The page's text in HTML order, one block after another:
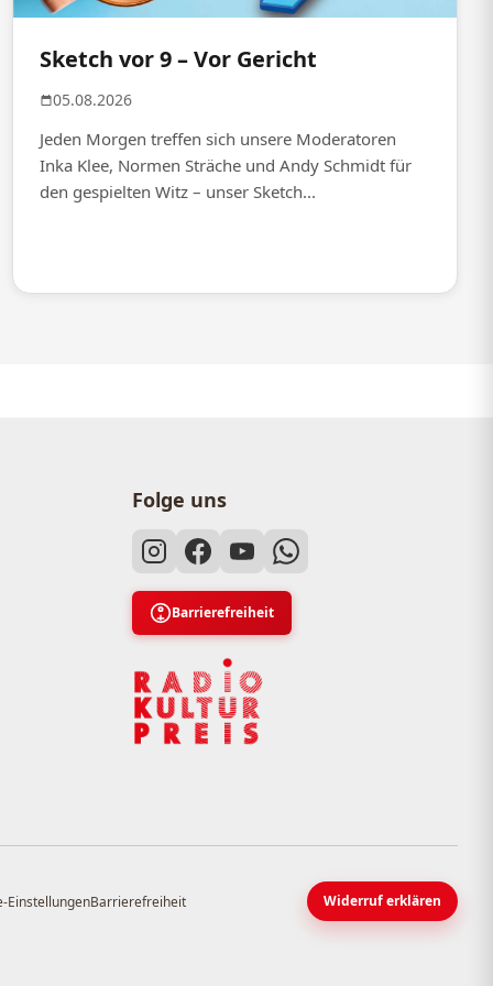
Sketch vor 9 – Vor Gericht
05.08.2026
Jeden Morgen treffen sich unsere Moderatoren
Inka Klee, Normen Sträche und Andy Schmidt für
den gespielten Witz – unser Sketch...
Folge uns
Barrierefreiheit
EinstellungenBarrierefreiheit Widerruf erklären